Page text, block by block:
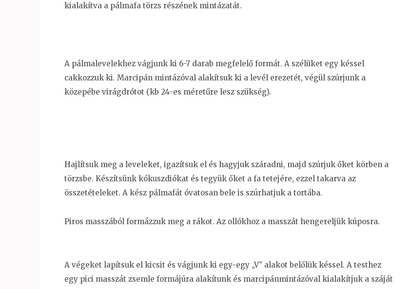
kialakítva a pálmafa törzs részének mintázatát.
A pálmalevelekhez vágjunk ki 6-7 darab megfelelő formát. A szélüket egy késsel
cakkozzuk ki. Marcipán mintázóval alakítsuk ki a levél erezetét, végül szúrjunk a
közepébe virágdrótot (kb 24-es méretűre lesz szükség).
Hajlítsuk meg a leveleket, igazítsuk el és hagyjuk száradni, majd szúrjuk őket körben a
törzsbe. Készítsünk kókuszdiókat és tegyük őket a fa tetejére, ezzel takarva az
összetételeket. A kész pálmafát óvatosan bele is szúrhatjuk a tortába.
Piros masszából formázzuk meg a rákot. Az ollókhoz a masszát hengereljük kúposra.
A végeket lapítsuk el kicsit és vágjunk ki egy-egy „V” alakot belőlük késsel. A testhez
egy pici masszát zsemle formájúra alakítunk és marcipánmintázóval kialakítjuk a száját